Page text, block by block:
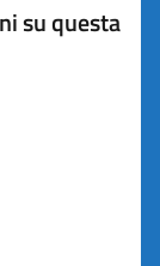
su questa